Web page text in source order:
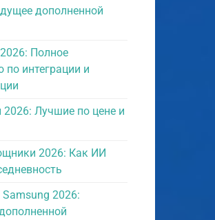
дополненной
Полное
по интеграции и
Лучшие по цене и
2026: Как ИИ
2026: